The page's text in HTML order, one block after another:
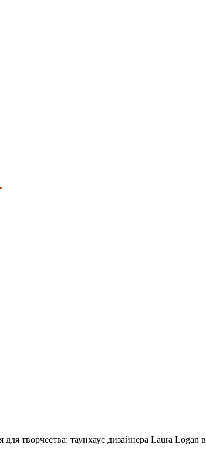
для творчества: таунхаус дизайнера Laura Logan